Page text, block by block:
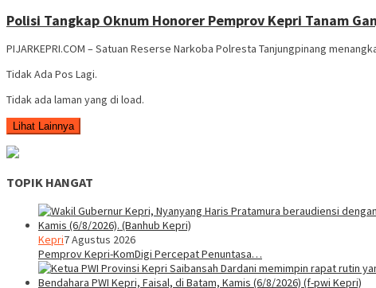
Polisi Tangkap Oknum Honorer Pemprov Kepri Tanam
PIJARKEPRI.COM – Satuan Reserse Narkoba Polresta Tanjungpinang
Tidak Ada Pos Lagi.
Tidak ada laman yang di load.
Lihat Lainnya
TOPIK HANGAT
Kepri7 Agustus 2026
Pemprov Kepri-KomDigi Percepat Penuntasa…